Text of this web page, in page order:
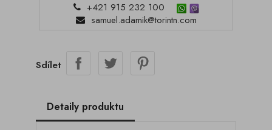
+421 915 232 100
samuel.adamik@torintn.com
Sdílet
Detaily produktu